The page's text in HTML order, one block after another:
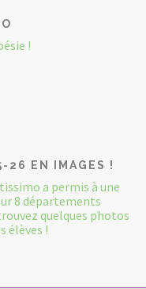
!
26 EN IMAGES !
a permis à une
8 départements
quelques photos
élèves !